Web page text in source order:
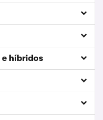
e híbridos